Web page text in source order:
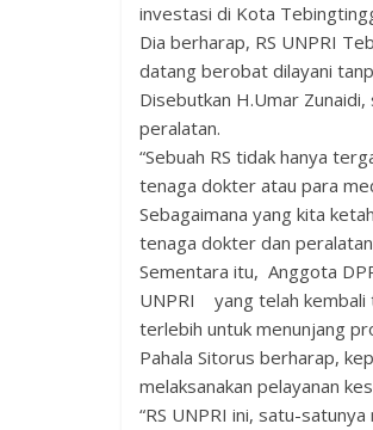
investasi di Kota
Dia berharap, RS UNPRI
datang berobat dilayani
Disebutkan H.Umar
peralatan.
“Sebuah RS tidak hanya
tenaga dokter atau para
Sebagaimana yang kita
tenaga dokter dan
Sementara itu, Anggota
UNPRI yang telah kembali
terlebih untuk menunjang
Pahala Sitorus berharap,
melaksanakan pelayanan
“RS UNPRI ini, satu-